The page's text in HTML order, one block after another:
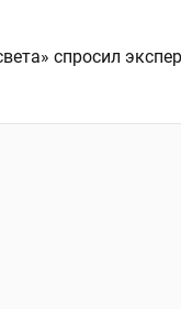
спросил